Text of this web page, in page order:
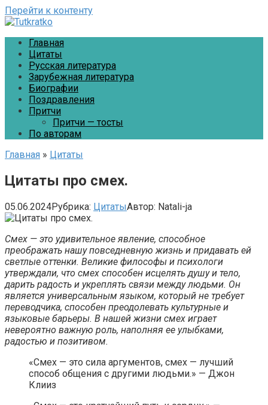
Перейти к контенту
Главная
Цитаты
Русская литература
Зарубежная литература
Биографии
Поздравления
Притчи
Притчи — тосты
По авторам
Главная » Цитаты
Цитаты про смех.
05.06.2024Рубрика: ЦитатыАвтор: Natali-ja
Смех — это удивительное явление, способное
преображать нашу повседневную жизнь и придавать ей
светлые оттенки. Великие философы и психологи
утверждали, что смех способен исцелять душу и тело,
дарить радость и укреплять связи между людьми. Он
является универсальным языком, который не требует
переводчика, способен преодолевать культурные и
языковые барьеры. В нашей жизни смех играет
невероятно важную роль, наполняя ее улыбками,
радостью и позитивом.
«Смех — это сила аргументов, смех — лучший
способ общения с другими людьми.» — Джон
Клииз